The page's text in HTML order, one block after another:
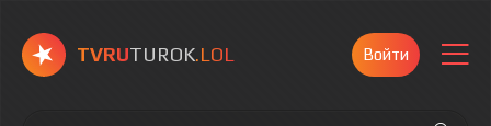
TVRUTUROK.LOL Войти